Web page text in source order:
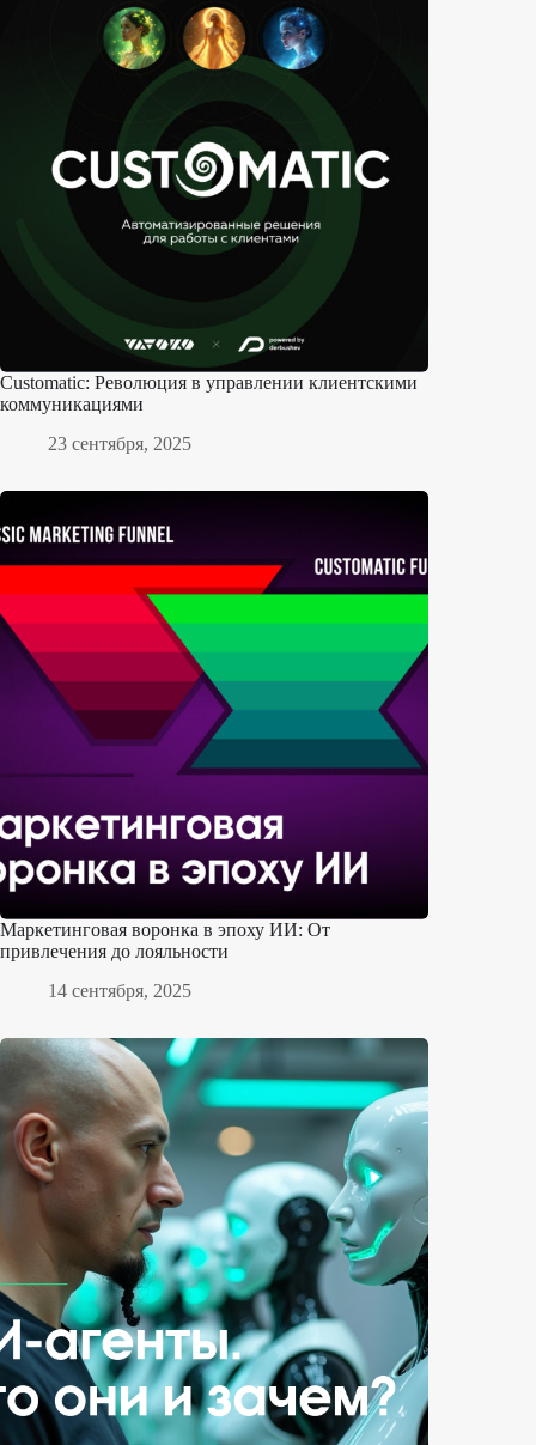
Customatic: Революция в управлении клиентскими
коммуникациями
23 сентября, 2025
Маркетинговая воронка в эпоху ИИ: От
привлечения до лояльности
14 сентября, 2025